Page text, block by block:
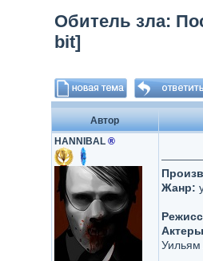
Обитель зла:
bit]
Автор
HANNIBAL ®
Жанр:
Уильям